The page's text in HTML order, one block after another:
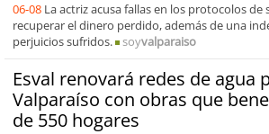
06-08 La actriz acusa fallas en los protocolos de
recuperar el dinero perdido, además de una
perjuicios sufridos.
soyvalparaiso
Esval renovará redes de agua
Valparaíso con obras que
de 550 hogares